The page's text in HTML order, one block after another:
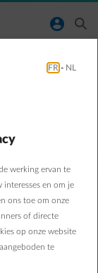
normal-account-circle search
is het
dekken
Een
woning en
en andere
hulp biedt
FR - NL
werking ervan te
interesses en om je
ons toe om onze
of directe
op onze website
te